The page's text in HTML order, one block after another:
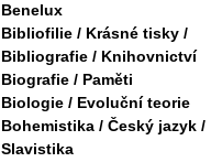
Benelux
Bibliofilie / Krásné tisky /
Bibliografie / Knihovnictví
Biografie / Paměti
Biologie / Evoluční teorie
Bohemistika / Český jazyk /
Slavistika